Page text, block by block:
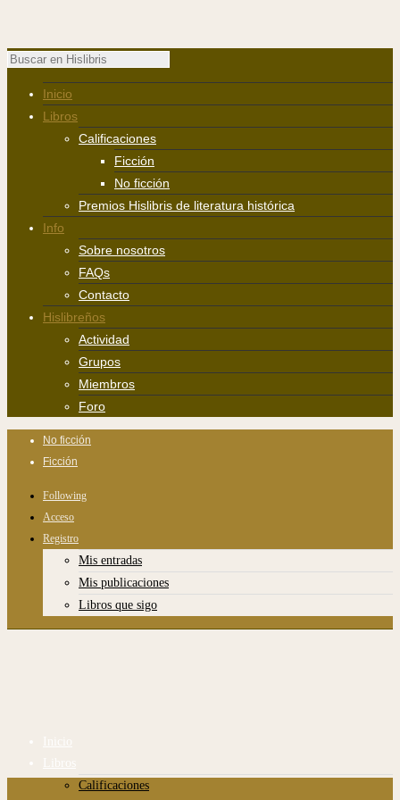
Inicio
Libros
Calificaciones
Ficción
No ficción
Premios Hislibris de literatura histórica
Info
Sobre nosotros
FAQs
Contacto
Hislibreños
Actividad
Grupos
Miembros
Foro
No ficción
Ficción
Following
Acceso
Registro
Mis entradas
Mis publicaciones
Libros que sigo
Inicio
Libros
Calificaciones